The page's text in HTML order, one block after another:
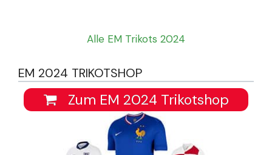
Alle EM Trikots 2024
EM 2024 TRIKOTSHOP
Zum EM 2024 Trikotshop